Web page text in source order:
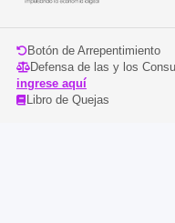
Botón de Arrepentimiento
Defensa de las y los
ingrese aquí
Libro de Quejas